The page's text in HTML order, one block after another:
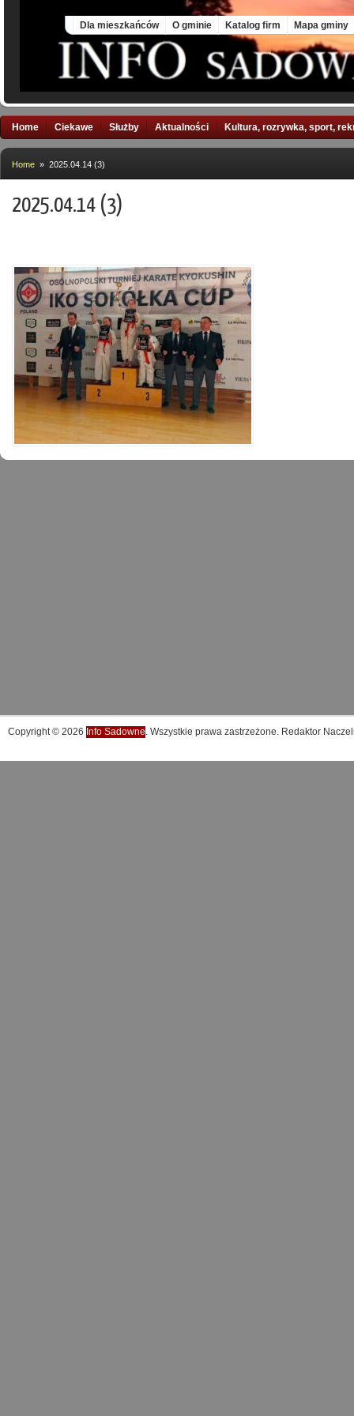
Dla mieszkańców O gminie Katalog firm Mapa gminy
Home Ciekawe Służby Aktualności Kultura, rozrywka, sport,
Home » 2025.04.14 (3)
2025.04.14 (3)
Copyright © 2026 Info Sadowne. Wszystkie prawa zastrzeżone. Redaktor